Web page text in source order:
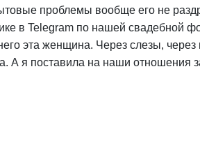
проблемы вообще его не
в Telegram по нашей свадебной
эта женщина. Через слезы,
А я поставила на наши отношения